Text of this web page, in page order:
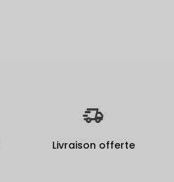
Livraison offerte